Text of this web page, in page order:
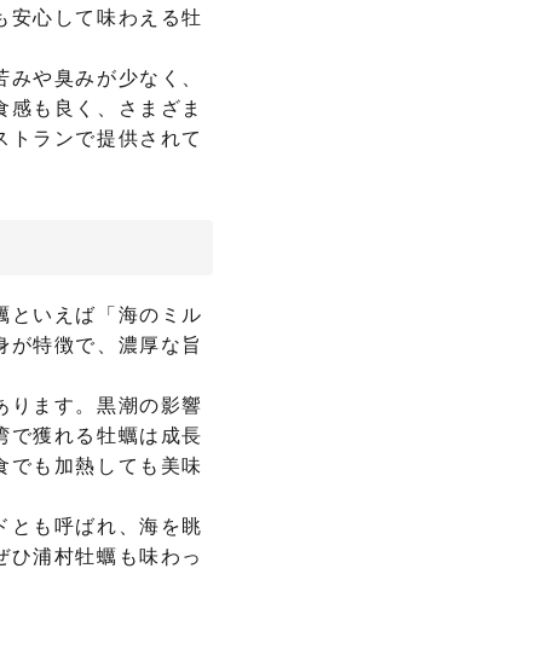
安心して味わえる牡
や臭みが少なく、
も良く、さまざま
トランで提供されて
といえば「海のミル
が特徴で、濃厚な旨
ります。黒潮の影響
で獲れる牡蠣は成長
でも加熱しても美味
とも呼ばれ、海を眺
ひ浦村牡蠣も味わっ